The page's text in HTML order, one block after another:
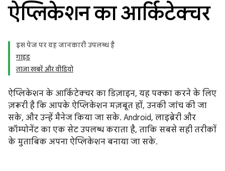
ऐप्लिकेशन का आर्किटेक्चर
इस पेज पर, यह जानकारी उपलब्ध है
गाइड
ताज़ा खबरें और वीडियो
ऐप्लिकेशन के आर्किटेक्चर का डिज़ाइन, यह पक्का करने के लिए
ज़रूरी है कि आपके ऐप्लिकेशन मज़बूत हों, उनकी जांच की जा
सके, और उन्हें मैनेज किया जा सके. Android, लाइब्रेरी और
कॉम्पोनेंट का एक सेट उपलब्ध कराता है, ताकि सबसे सही तरीकों
के मुताबिक अपना ऐप्लिकेशन बनाया जा सके.